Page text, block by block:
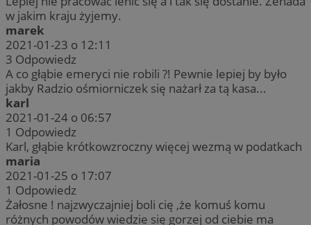
w jakim kraju żyjemy.
marek
2021-01-23 o 12:11
3 Odpowiedz
A co głąbie emeryci nie robili ?! Pewnie lepiej by było
jakby Radzio ośmiorniczek się nażarł za tą kasa...
karl
2021-01-24 o 06:57
1 Odpowiedz
Karl, głąbie krótkowzroczny więcej wezmą w podatkach
maria
2021-01-25 o 17:07
1 Odpowiedz
Żałosne ! najzwyczajniej boli cię ,że komuś komu
różnych powodów wiedzie się gorzej od ciebie ma